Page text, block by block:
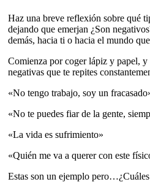
Haz una breve reflexión sobre qué
dejando que emerjan ¿Son
demás, hacia ti o hacia el mundo
Comienza por coger lápiz y papel,
negativas que te repites
«No tengo trabajo, soy un
«No te puedes fiar de la gente,
«La vida es sufrimiento»
«Quién me va a querer con este
Estas son un ejemplo